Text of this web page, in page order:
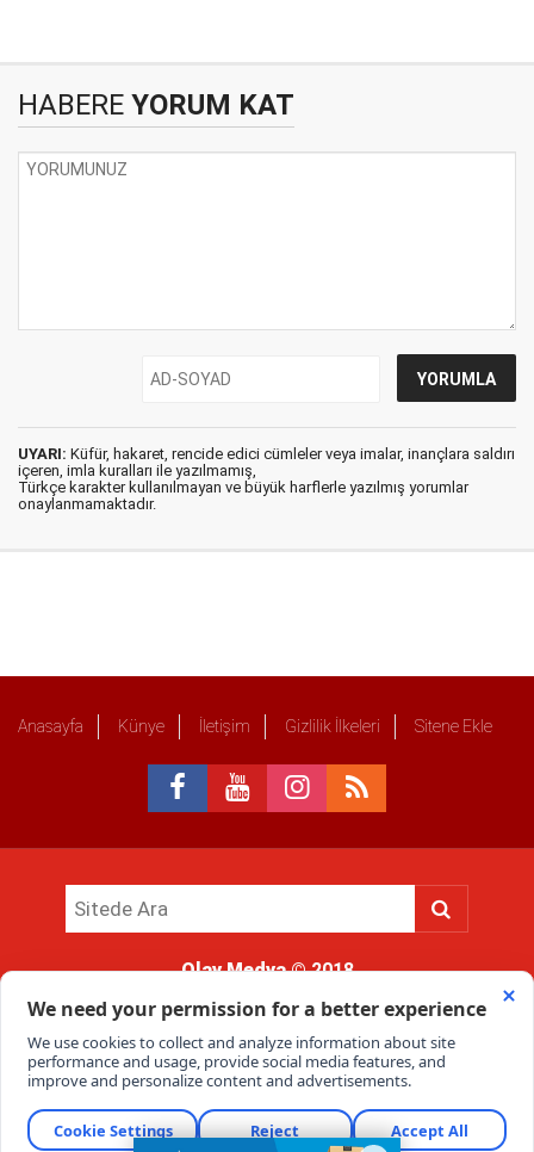
HABERE YORUM KAT
UYARI: Küfür, hakaret, rencide edici cümleler veya imalar, inançlara saldırı
içeren, imla kuralları ile yazılmamış,
Türkçe karakter kullanılmayan ve büyük harflerle yazılmış yorumlar
onaylanmamaktadır.
Anasayfa Künye İletişim Gizlilik İlkeleri Sitene Ekle
Olay Medya© 2018
kullanımı hukuki yaptırıma tabidir.
Haber Portalı Yazılımı